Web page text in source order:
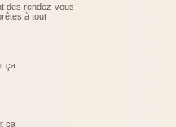
des rendez-vous
à tout
ça
ça